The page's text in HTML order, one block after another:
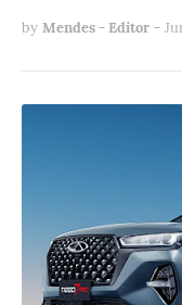
by Mendes - Editor -